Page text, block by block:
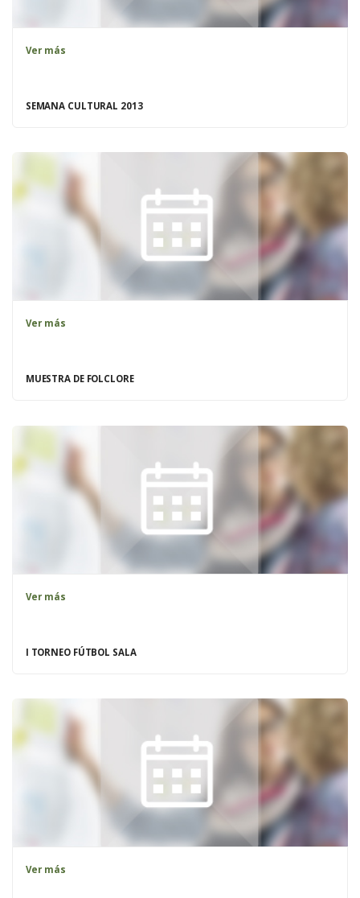
Ver más
SEMANA CULTURAL 2013
Ver más
MUESTRA DE FOLCLORE
Ver más
I TORNEO FÚTBOL SALA
Ver más